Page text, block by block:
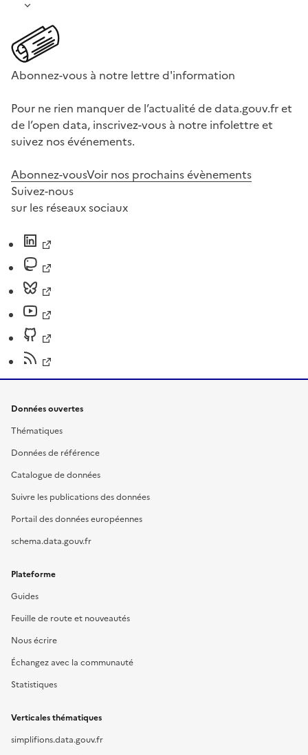
Abonnez-vous à notre lettre d'information
Pour ne rien manquer de l’actualité de data.gouv.fr et
de l’open data, inscrivez-vous à notre infolettre et
suivez nos événements.
Abonnez-vousVoir nos prochains évènements
Suivez-nous
sur les réseaux sociaux
Données ouvertes
Thématiques
Données de référence
Catalogue de données
Suivre les publications des données
Portail des données européennes
schema.data.gouv.fr
Plateforme
Guides
Feuille de route et nouveautés
Nous écrire
Échangez avec la communauté
Statistiques
Verticales thématiques
simplifions.data.gouv.fr